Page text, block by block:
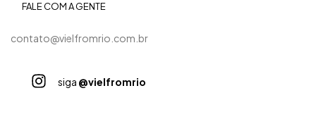
FALE COM A GENTE
contato@vielfromrio.com.br
siga @vielfromrio